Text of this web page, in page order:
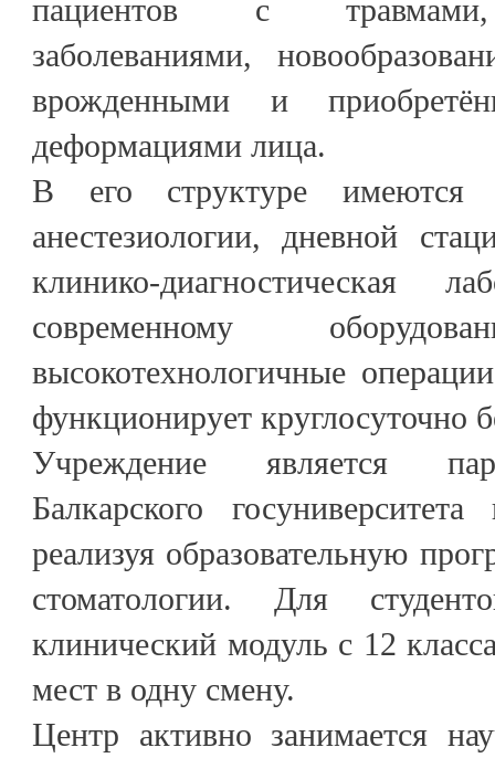
пациентов с травмами,
заболеваниями,
врожденными и
деформациями лица.
В его структуре имеются
анестезиологии, дневной
клинико-диагностическая
современному
высокотехнологичные
функционирует круглосуточно
Учреждение является
Балкарского
реализуя образовательную
стоматологии. Для
клинический модуль с 12
мест в одну смену.
Центр активно занимается